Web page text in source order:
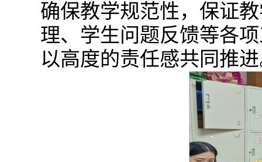
确保教学规范性，保证
理、学生问题反馈等各
以高度的责任感共同推